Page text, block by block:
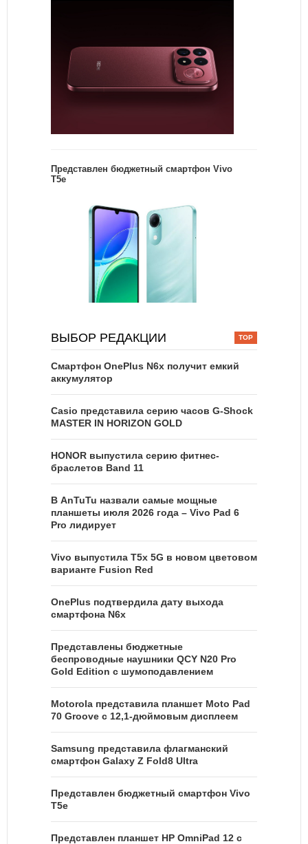
Представлен бюджетный смартфон Vivo
T5e
ВЫБОР РЕДАКЦИИ
Смартфон OnePlus N6x получит емкий
аккумулятор
Casio представила серию часов G-Shock
MASTER IN HORIZON GOLD
HONOR выпустила серию фитнес-
браслетов Band 11
В AnTuTu назвали самые мощные
планшеты июля 2026 года – Vivo Pad 6
Pro лидирует
Vivo выпустила T5x 5G в новом цветовом
варианте Fusion Red
OnePlus подтвердила дату выхода
смартфона N6x
Представлены бюджетные
беспроводные наушники QCY N20 Pro
Gold Edition с шумоподавлением
Motorola представила планшет Moto Pad
70 Groove с 12,1-дюймовым дисплеем
Samsung представила флагманский
смартфон Galaxy Z Fold8 Ultra
Представлен бюджетный смартфон Vivo
T5e
Представлен планшет HP OmniPad 12 с